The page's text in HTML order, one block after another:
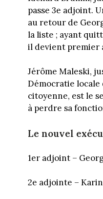
passe 3e adjoint.
au retour de
la liste ; ayant
il devient premier
Jérôme Maleski,
Démocratie locale
citoyenne, est le
à perdre sa
Le nouvel
1er adjoint –
2e adjointe –